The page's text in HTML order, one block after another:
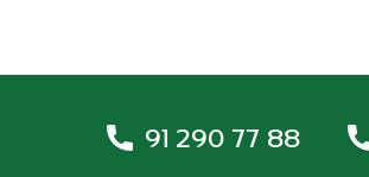
91 290 77 88